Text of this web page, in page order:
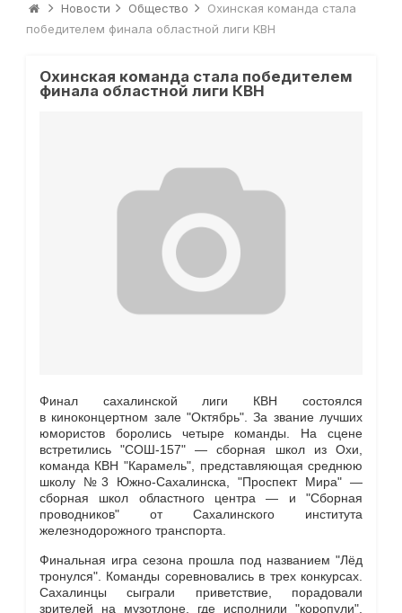
Новости Общество
Охинская команда стала
победителем финала областной лиги КВН
Охинская команда стала победителем
финала областной лиги КВН
Финал сахалинской лиги КВН состоялся
в киноконцертном зале "Октябрь". За звание лучших
юмористов боролись четыре команды. На сцене
встретились "СОШ-157" — сборная школ из Охи,
команда КВН "Карамель", представляющая среднюю
школу №3 Южно-Сахалинска, "Проспект Мира" —
сборная школ областного центра — и "Сборная
проводников" от Сахалинского института
железнодорожного транспорта.
Финальная игра сезона прошла под названием "Лёд
тронулся". Команды соревновались в трех конкурсах.
Сахалинцы сыграли приветствие, порадовали
зрителей на музотлоне, где исполнили "коропули",